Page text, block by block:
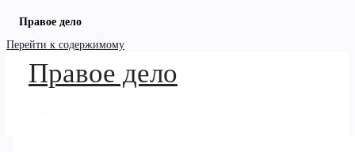
Правое дело
Перейти к содержимому
Правое дело